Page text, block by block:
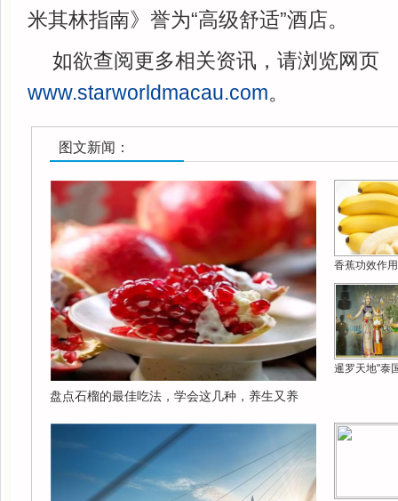
米其林指南》誉为“高级舒适”酒店。
如欲查阅更多相关资讯，请浏览网页
www.starworldmacau.com。
图文新闻：
盘点石榴的最佳吃法，学会这几种，养生又养
香蕉功效作
暹罗天地"泰